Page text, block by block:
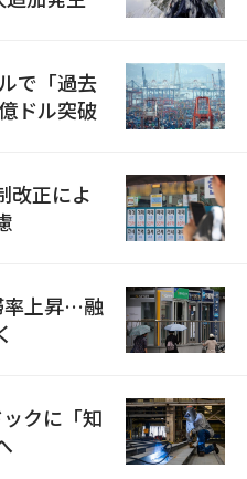
で「過去
ドル突破
改正によ
率上昇…融
クに「知